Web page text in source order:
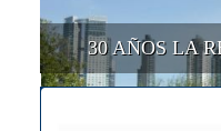
30 AÑOS LA